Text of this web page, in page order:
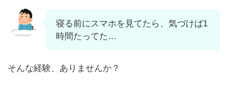
寝る前にスマホを見てたら、気づけば1
時間たってた…
そんな経験、ありませんか？